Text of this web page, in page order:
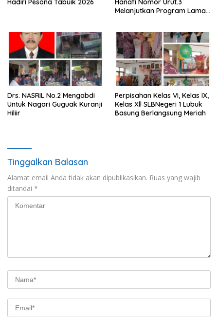
Hadiri Pesona Tabuik 2026
Hanafi Nomor Urut.3
Melanjutkan Program Lama
Drs. NASRIL No.2 Mengabdi
Untuk Nagari Guguak Kuranji
Hiliir
Perpisahan Kelas VI, Kelas IX,
Kelas Xll SLBNegeri 1 Lubuk
Basung Berlangsung Meriah
Tinggalkan Balasan
Alamat email Anda tidak akan dipublikasikan. Ruas yang wajib
ditandai *